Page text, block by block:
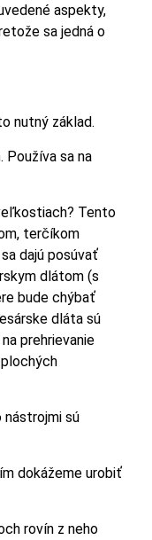
aspekty,
sa jedná o
nutný základ.
Používa sa na
Tento
terčíkom
dajú posúvať
dlátom (s
bude chýbať
dláta sú
prehrievanie
sú
dokážeme urobiť
rovín z neho